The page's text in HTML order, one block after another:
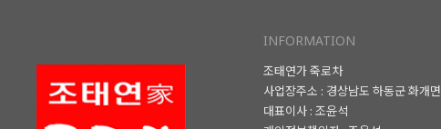
INFORMATION
조태연가 죽로차
사업장주소 : 경상남도 하동군 화개
대표이사 : 조윤석